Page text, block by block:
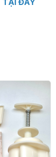
TẠI ĐÂY